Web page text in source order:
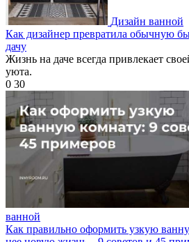
Дизайн ванной
Как дизайнер превратила обычную
дачу
Жизнь на даче всегда привлекает
уюта.
0 30
ванной
Как правильно оформить узкую